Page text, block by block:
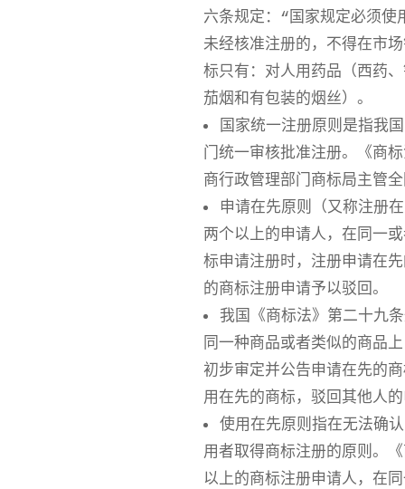
六条规定：“国家规定必须使
未经核准注册的，不得在市
标只有：对人用药品（西药
茄烟和有包装的烟丝）。
国家统一注册原则是指我
门统一审核批准注册。《商
商行政管理部门商标局主管
申请在先原则（又称注册
两个以上的申请人，在同一
标申请注册时，注册申请在
的商标注册申请予以驳回。
我国《商标法》第二十九
同一种商品或者类似的商品
初步审定并公告申请在先的
用在先的商标，驳回其他人
使用在先原则指在无法确
用者取得商标注册的原则。
以上的商标注册申请人，在